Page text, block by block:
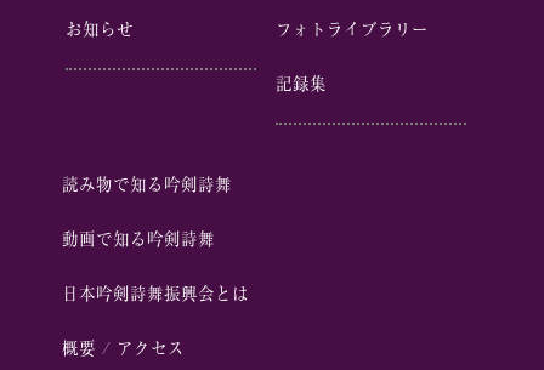
お知らせ フォトライブラリー
記録集
読み物で知る吟剣詩舞
動画で知る吟剣詩舞
⽇本吟剣詩舞振興会とは
概要 / アクセス